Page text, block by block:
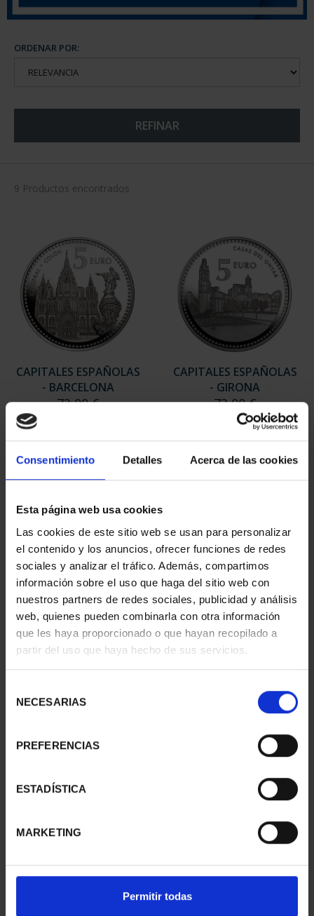
Consentimiento Detalles Acerca de las cookies
Esta página web usa cookies
Las cookies de este sitio web se usan para personalizar
el contenido y los anuncios, ofrecer funciones de redes
sociales y analizar el tráfico. Además, compartimos
información sobre el uso que haga del sitio web con
nuestros partners de redes sociales, publicidad y análisis
web, quienes pueden combinarla con otra información
que les haya proporcionado o que hayan recopilado a
partir del uso que haya hecho de sus servicios.
NECESARIAS
PREFERENCIAS
ESTADÍSTICA
MARKETING
Permitir todas
ORDENAR POR:
REFINAR
9 Productos encontrados
CAPITALES ESPAÑOLAS
- BARCELONA
73,00 €
CAPITALES ESPAÑOLAS
- GIRONA
73,00 €
CAPITALES ESPAÑOLAS
- LLEIDA
73,00 €
CAPITALES ESPAÑOLAS
- TARRAGONA
73,00 €
SUSCRIPCIÓN
SUSCRIPCIÓN